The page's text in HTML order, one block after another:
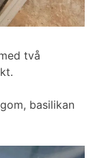
två
basilikan